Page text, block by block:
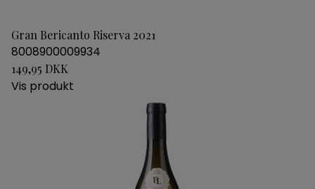
Gran Bericanto Riserva 2021
8008900009934
149,95 DKK
Vis produkt